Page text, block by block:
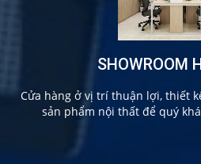
SHOWROOM
Cửa hàng ở vị trí thuận lợi, thiết
sản phẩm nội thất để quý